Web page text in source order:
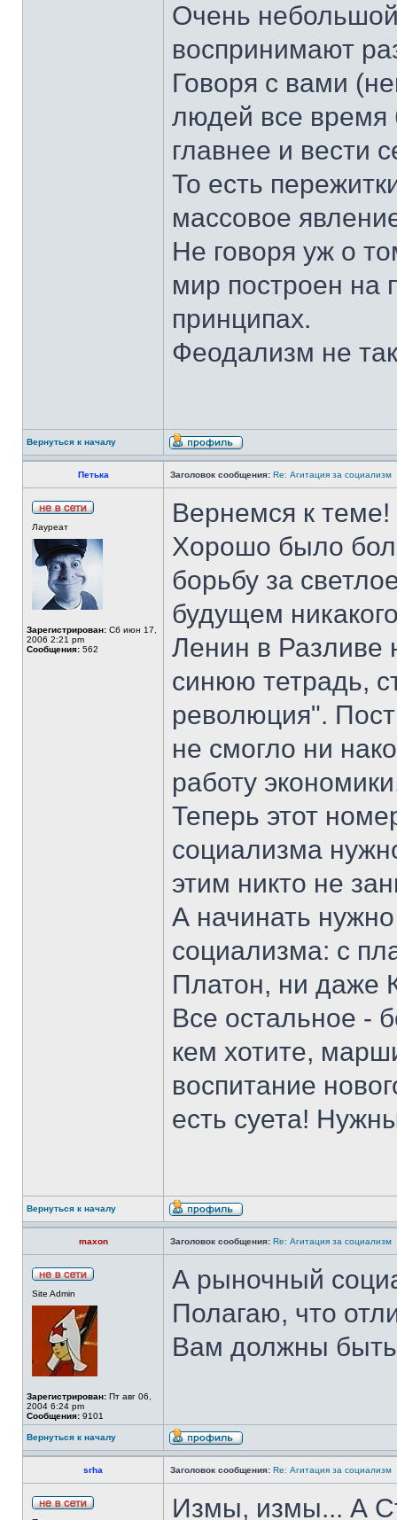
Очень небольшой
воспринимают
Говоря с вами
людей все время
главнее и вести
То есть
массовое
Не говоря уж о
мир построен на
принципах.
Феодализм не
Вернуться к началу
Петька Заголовок сообщения: Re: Агитация за социализм
Лауреат
Зарегистрирован: Сб июн 17,
2006 2:21 pm
Сообщения: 562
Вернемся к теме!
Хорошо было
борьбу за
будущем
Ленин в Разливе
синюю тетрадь,
революция".
не смогло ни
работу
Теперь этот
социализма
этим никто не
А начинать
социализма: с
Платон, ни даже
Все остальное -
кем хотите,
воспитание
есть суета!
Вернуться к началу
maxon Заголовок сообщения: Re: Агитация за социализм
Site Admin
Зарегистрирован: Пт авг 06,
2004 6:24 pm
Сообщения: 9101
А рыночный
Полагаю, что
Вам должны
Вернуться к началу
srha Заголовок сообщения: Re: Агитация за социализм
Измы, измы... А